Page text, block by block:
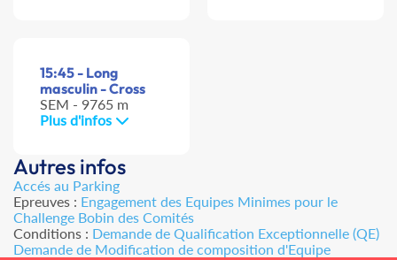
15:45 - Long
masculin - Cross
SEM - 9765 m
Plus d'infos
Autres infos
Accés au Parking
Epreuves : Engagement des Equipes Minimes pour le
Challenge Bobin des Comités
Conditions : Demande de Qualification Exceptionnelle (QE)
Demande de Modification de composition d'Equipe